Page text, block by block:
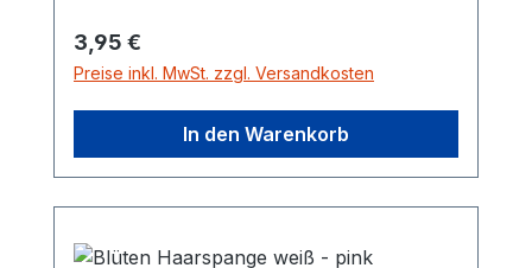
Regulärer Preis:
3,95 €
Preise inkl. MwSt. zzgl. Versandkosten
In den Warenkorb